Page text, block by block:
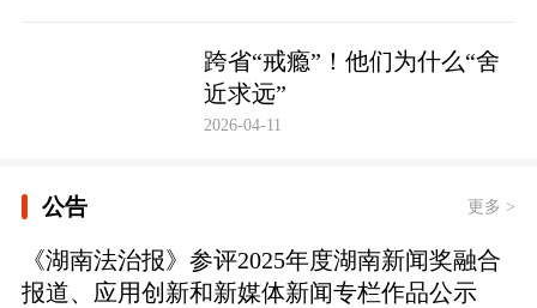
跨省“戒瘾”！他们为什么“舍
近求远”
2026-04-11
公告 更多 >
《湖南法治报》参评2025年度湖南新闻奖融合
报道、应用创新和新媒体新闻专栏作品公示